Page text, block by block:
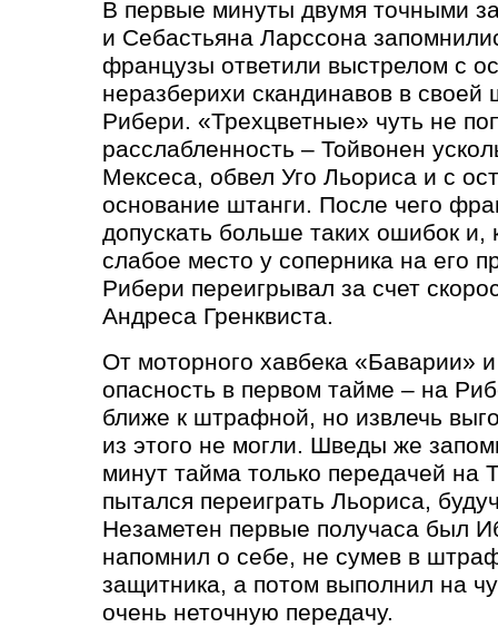
В первые минуты двумя точными
и Себастьяна Ларссона
французы ответили выстрелом с
неразберихи скандинавов в
Рибери. «Трехцветные» чуть не
расслабленность – Тойвонен
Мексеса, обвел Уго Льориса и с
основание штанги. После чего
допускать больше таких ошибок и,
слабое место у соперника на его
Рибери переигрывал за счет
Андреса Гренквиста.
От моторного хавбека «Баварии»
опасность в первом тайме – на
ближе к штрафной, но извлечь
из этого не могли. Шведы же
минут тайма только передачей на
пытался переиграть Льориса,
Незаметен первые получаса был
напомнил о себе, не сумев в
защитника, а потом выполнил на
очень неточную передачу.